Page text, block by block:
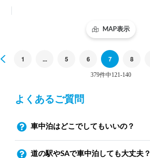
MAP表示
Previous
1 ... 5 6 7 8
379件中121-140
よくあるご質問
車中泊はどこでしてもいいの？
道の駅やSAで車中泊しても大丈夫？